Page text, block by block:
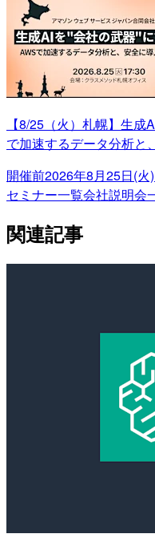
【8/25（火）札幌】生成
で加速するデータ分析と
開催前2026年8月25日(火
セミナー一覧会社説明会
関連記事